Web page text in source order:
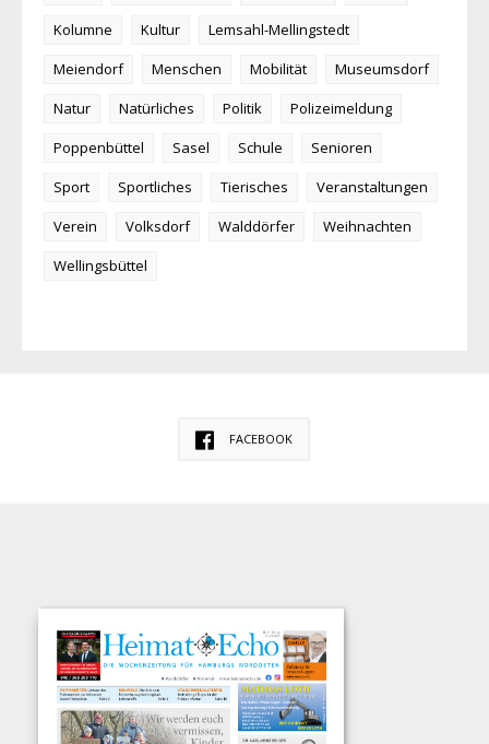
Kolumne
Kultur
Lemsahl-Mellingstedt
Meiendorf
Menschen Mobilität
Museumsdorf
Natur
Natürliches Politik
Polizeimeldung
Poppenbüttel
Sasel Schule
Senioren
Sport
Sportliches Tierisches
Veranstaltungen
Verein
Volksdorf Walddörfer
Weihnachten
Wellingsbüttel
FACEBOOK